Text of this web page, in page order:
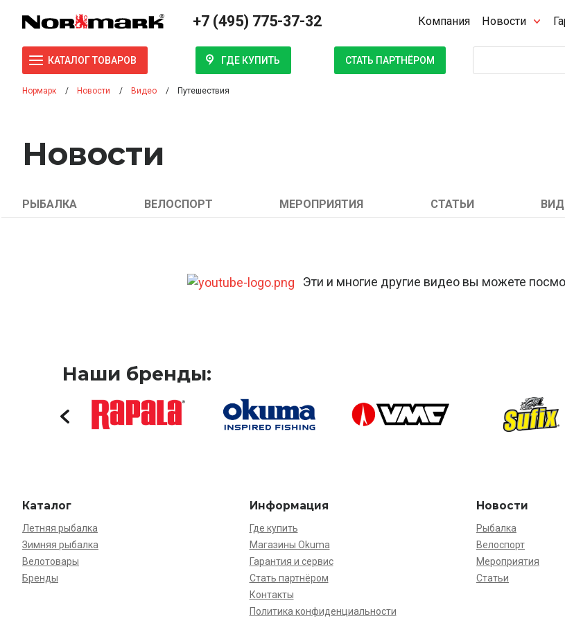
+7 (495) 775-37-32 Компания Новости
КАТАЛОГ ТОВАРОВ ГДЕ КУПИТЬ СТАТЬ ПАРТНЁРОМ
Нормарк Новости Видео Путешествия
Новости
РЫБАЛКА ВЕЛОСПОРТ МЕРОПРИЯТИЯ СТАТЬИ
Эти и многие другие видео вы можете
Наши бренды:
Каталог
Летняя рыбалка
Зимняя рыбалка
Велотовары
Бренды
Информация
Где купить
Магазины Okuma
Гарантия и сервис
Стать партнёром
Контакты
Политика конфиденциальности
Новости
Рыбалка
Велоспорт
Мероприятия
Статьи